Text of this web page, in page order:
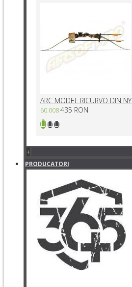
ARC MODEL RICURVO DIN
60.008435 RON
+
PRODUCATORI